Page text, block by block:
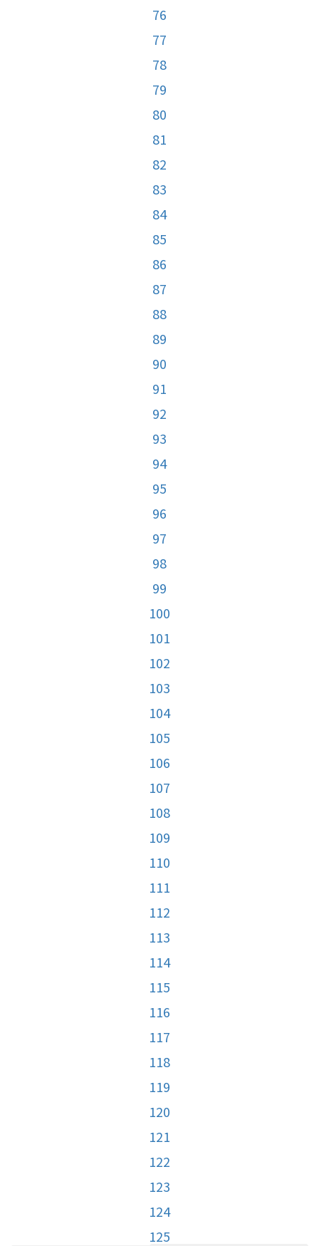
76
77
78
79
80
81
82
83
84
85
86
87
88
89
90
91
92
93
94
95
96
97
98
99
100
101
102
103
104
105
106
107
108
109
110
111
112
113
114
115
116
117
118
119
120
121
122
123
124
125